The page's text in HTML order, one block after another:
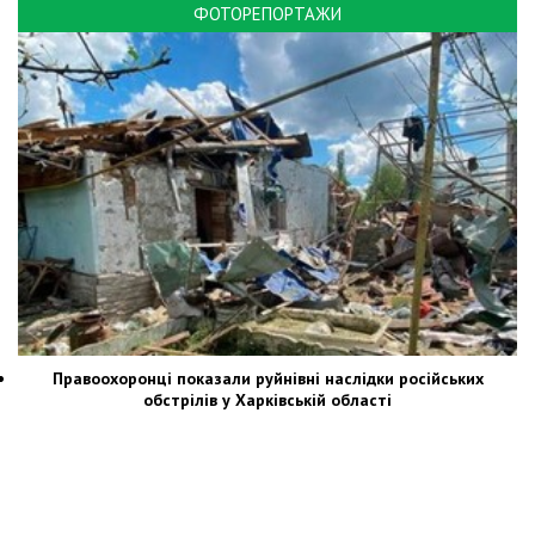
ФОТОРЕПОРТАЖИ
Правоохоронці показали руйнівні наслідки російських
обстрілів у Харківській області